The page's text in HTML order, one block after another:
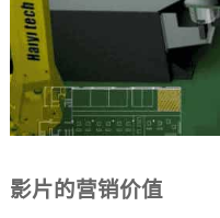
影片的营销价值